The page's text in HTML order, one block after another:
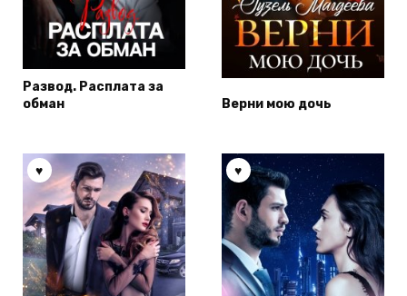
Развод. Расплата за
обман
Верни мою дочь